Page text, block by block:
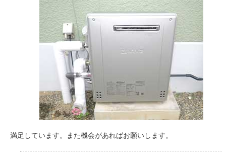
満足しています。また機会があればお願いします。